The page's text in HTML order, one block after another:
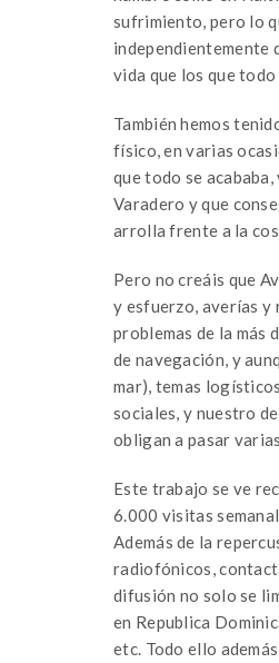
sufrimiento, pero lo
independientemente
vida que los que todo
También hemos
físico, en varias
que todo se
Varadero y que
arrolla frente a la
Pero no creáis que
y esfuerzo, averías y
problemas de la más
de navegación, y
mar), temas
sociales, y nuestro
obligan a pasar
Este trabajo se ve
6.000 visitas
Además de la
radiofónicos,
difusión no solo se
en Republica
etc. Todo ello